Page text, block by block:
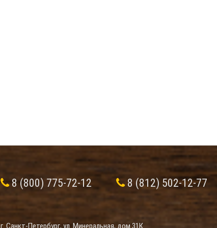
8 (800) 775-72-12 8 (812) 502-12-77
г. Санкт-Петербург, ул. Минеральная, дом 31К